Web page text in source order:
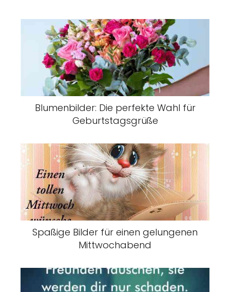
Blumenbilder: Die perfekte Wahl für
Geburtstagsgrüße
Spaßige Bilder für einen gelungenen
Mittwochabend